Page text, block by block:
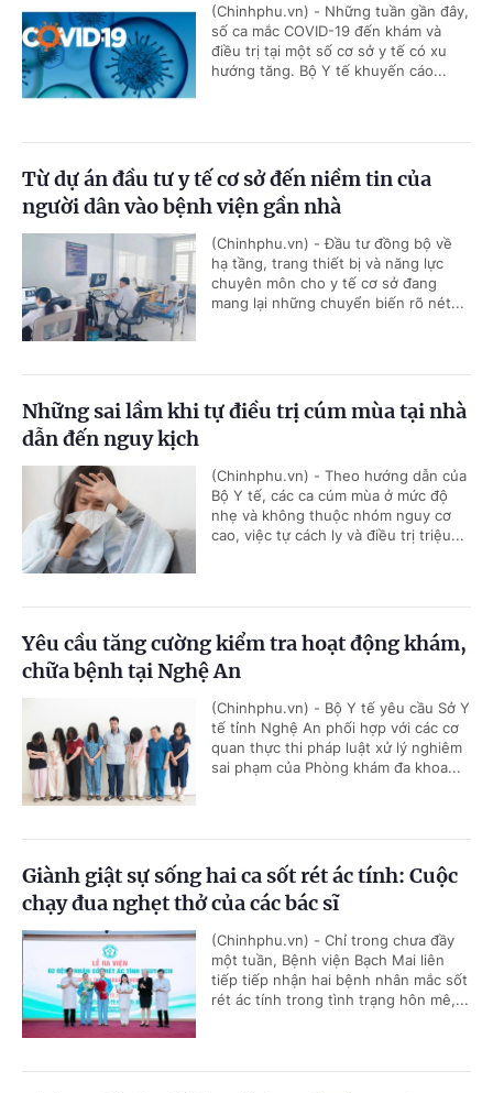
(Chinhphu.vn) - Những tuần gần đây,
số ca mắc COVID-19 đến khám và
điều trị tại một số cơ sở y tế có xu
hướng tăng. Bộ Y tế khuyến cáo...
Từ dự án đầu tư y tế cơ sở đến niềm tin của
người dân vào bệnh viện gần nhà
(Chinhphu.vn) - Đầu tư đồng bộ về
hạ tầng, trang thiết bị và năng lực
chuyên môn cho y tế cơ sở đang
mang lại những chuyển biến rõ nét...
Những sai lầm khi tự điều trị cúm mùa tại nhà
dẫn đến nguy kịch
(Chinhphu.vn) - Theo hướng dẫn của
Bộ Y tế, các ca cúm mùa ở mức độ
nhẹ và không thuộc nhóm nguy cơ
cao, việc tự cách ly và điều trị triệu...
Yêu cầu tăng cường kiểm tra hoạt động khám,
chữa bệnh tại Nghệ An
(Chinhphu.vn) - Bộ Y tế yêu cầu Sở Y
tế tỉnh Nghệ An phối hợp với các cơ
quan thực thi pháp luật xử lý nghiêm
sai phạm của Phòng khám đa khoa...
Giành giật sự sống hai ca sốt rét ác tính: Cuộc
chạy đua nghẹt thở của các bác sĩ
(Chinhphu.vn) - Chỉ trong chưa đầy
một tuần, Bệnh viện Bạch Mai liên
tiếp tiếp nhận hai bệnh nhân mắc sốt
rét ác tính trong tình trạng hôn mê,...